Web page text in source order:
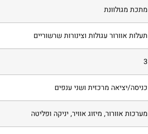
מתכת מגולוונת
תעלות אוורור עגולות וצינורות שרשוריים
3
כניסה/יציאה מרכזית ושני ענפים
מערכות אוורור, מיזוג אוויר, יניקה ופליטה